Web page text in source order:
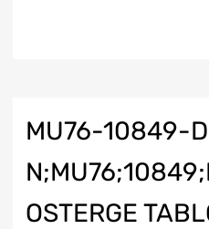
MU76-10849-
OSTERGE